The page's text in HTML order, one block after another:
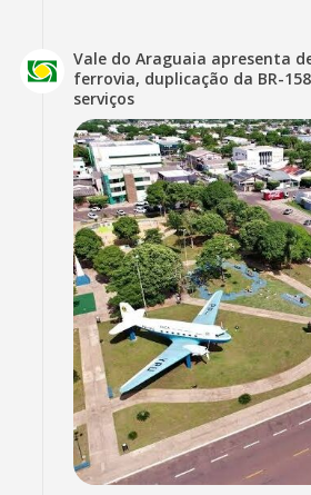
Vale do Araguaia apresenta
ferrovia, duplicação da BR-
serviços